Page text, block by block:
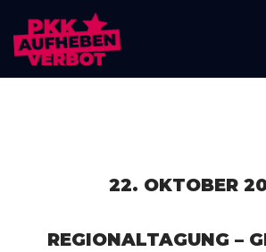
Zum
Inhalt
22. OKTOBER
REGIONALTAGUNG –